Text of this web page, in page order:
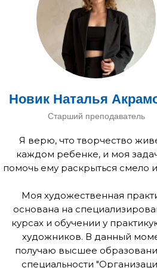
Новик Наталья
Старший преподаватель
Я верю, что творчество
каждом ребенке, и моя
помочь ему раскрыться смело
Моя художественная
основана на
курсах и обучении у
художников. В данный
получаю высшее
специальности